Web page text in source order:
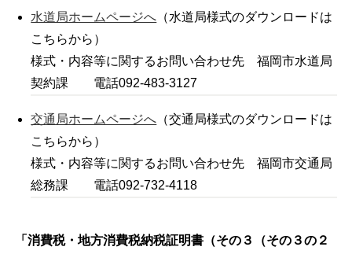
水道局ホームページへ （水道局様式のダウンロードは
こちらから）
様式・内容等に関するお問い合わせ先 福岡市水道局
契約課 電話092‐483-3127
交通局ホームページへ （交通局様式のダウンロードは
こちらから）
様式・内容等に関するお問い合わせ先 福岡市交通局
総務課 電話092‐732-4118
「消費税・地方消費税納税証明書（その３（その３の２